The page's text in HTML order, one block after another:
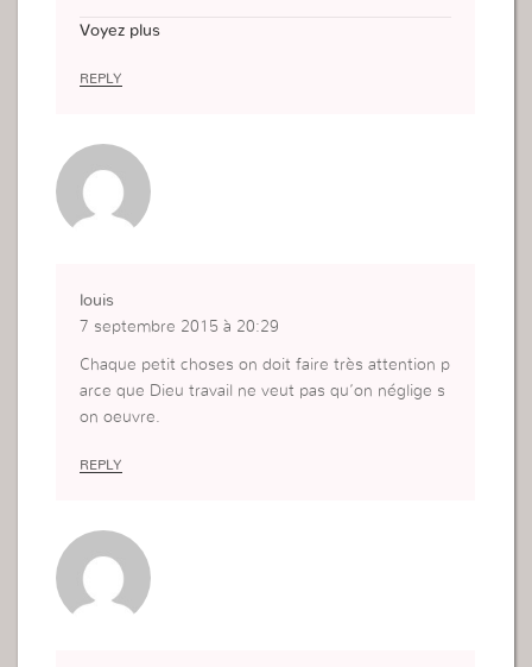
Voyez plus
REPLY
louis
7 septembre 2015 à 20:29
Chaque petit choses on doit faire très attention p
arce que Dieu travail ne veut pas qu’on néglige s
on oeuvre.
REPLY